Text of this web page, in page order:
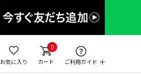
お気に入り
0
カート ご利用ガイド